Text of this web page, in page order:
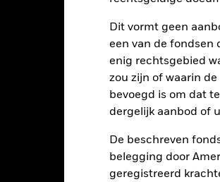
Dit vormt geen
een van de fondsen
enig rechtsgebied
zou zijn of waarin
bevoegd is om dat
dergelijk aanbod of
De beschreven
belegging door
geregistreerd
Totaalrendement (%)
30/aug/2022 heeft het Fonds zijn naam
2016 2017
-